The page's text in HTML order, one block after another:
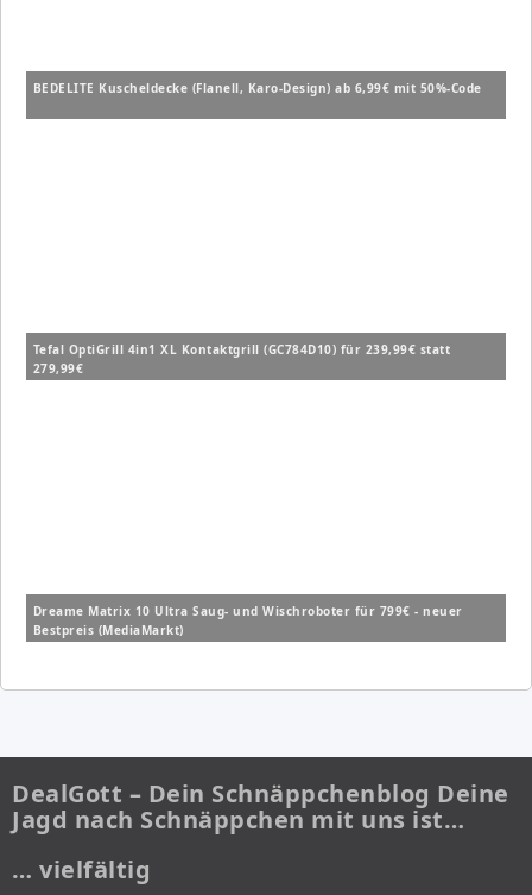
BEDELITE Kuscheldecke (Flanell, Karo-Design) ab 6,99€ mit 50%-Code
Tefal OptiGrill 4in1 XL Kontaktgrill (GC784D10) für 239,99€ statt
279,99€
Dreame Matrix 10 Ultra Saug- und Wischroboter für 799€ - neuer
Bestpreis (MediaMarkt)
DealGott – Dein Schnäppchenblog Deine
Jagd nach Schnäppchen mit uns ist…
… vielfältig